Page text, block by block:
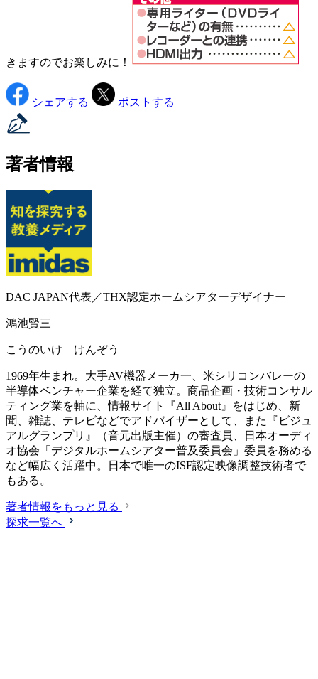
きますのでお楽しみに！
シェアする ポストする
著者情報
DAC JAPAN代表／THX認定ホームシアターデザイナー
鴻池賢三
こうのいけ けんぞう
1969年生まれ。大手AV機器メーカ一、米シリコンバレーの
半導体ベンチャー企業を経て独立。商品企画・技術コンサル
ティング業を軸に、情報サイト『All About』をはじめ、新
聞、雑誌、テレビなどでアドバイザーとして、また『ビジュ
アルグランプリ』（音元出版主催）の審査員、日本オーディ
オ協会「デジタルホームシアター普及委員会」委員を務める
など幅広く活躍中。日本で唯一のISF認定映像調整技術者で
もある。
著者情報をもっと見る
探求一覧へ